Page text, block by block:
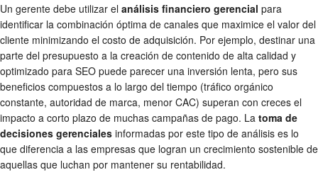
Un gerente debe utilizar el análisis financiero gerencial para
identificar la combinación óptima de canales que maximice el valor del
cliente minimizando el costo de adquisición. Por ejemplo, destinar una
parte del presupuesto a la creación de contenido de alta calidad y
optimizado para SEO puede parecer una inversión lenta, pero sus
beneficios compuestos a lo largo del tiempo (tráfico orgánico
constante, autoridad de marca, menor CAC) superan con creces el
impacto a corto plazo de muchas campañas de pago. La toma de
decisiones gerenciales informadas por este tipo de análisis es lo
que diferencia a las empresas que logran un crecimiento sostenible de
aquellas que luchan por mantener su rentabilidad.